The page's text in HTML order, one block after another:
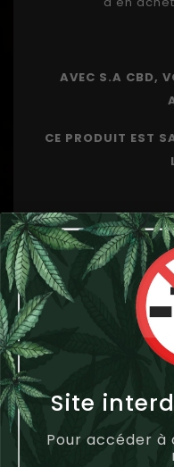
AVEC S.A CBD,
CE PRODUIT EST
VOUS AIMEREZ AUSSI
Site
Pour accéder à